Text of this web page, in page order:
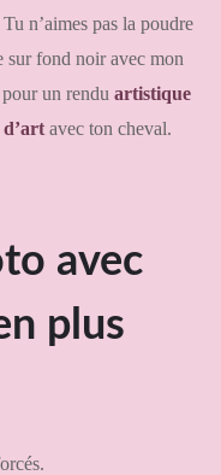
n’aimes pas la poudre
sur fond noir avec mon
pour un rendu artistique
avec ton cheval.
avec
plus